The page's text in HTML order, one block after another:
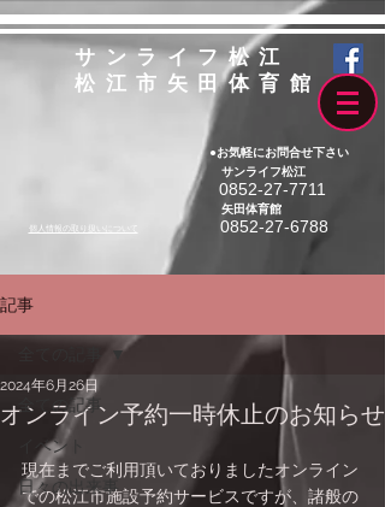
サンライフ松江
松江市矢田体育館
個人情報の取り扱いについて
●お気軽にお問合せ下さい
サンライフ松江
0852-27-7711
矢田体育館
0852-27-6788
記事
全ての記事
イベント
日々の出来事
オンライン予約一時休止のお知らせ
2024年6月26日
現在までご利用頂いておりましたオンライン
での松江市施設予約サービスですが、諸般の